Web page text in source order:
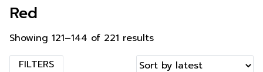
Red
Showing 121–144 of 221 results
FILTERS
ข้าสู่ระบบด้วย LINE
คลิกที่นี่เพื่อสมัครสมาชิก